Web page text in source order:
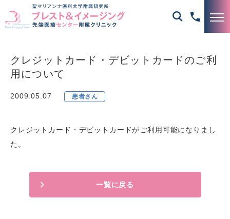
クレジットカード・デビットカードのご利
用について
2009.05.07 患者さん
クレジットカード・デビットカードがご利用可能になりまし
た。
一覧に戻る